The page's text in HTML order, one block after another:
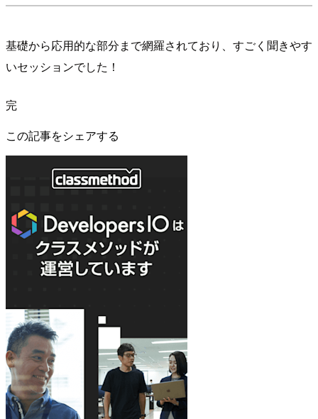
基礎から応用的な部分まで網羅されており、すごく聞きやす
いセッションでした！
完
この記事をシェアする